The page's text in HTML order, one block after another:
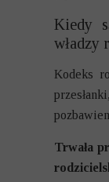
Kiedy
władzy
Kodeks
Trwała